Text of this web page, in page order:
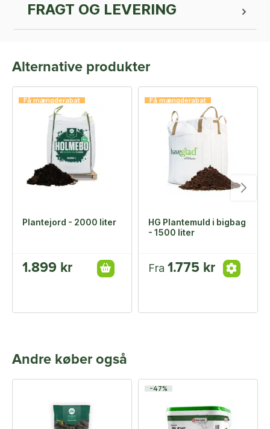
FRAGT OG LEVERING
Alternative produkter
Få mængderabat
Plantejord - 2000 liter
1.899 kr
Få mængderabat
HG Plantemuld i bigbag
- 1500 liter
Fra 1.775 kr
Andre køber også
-47%